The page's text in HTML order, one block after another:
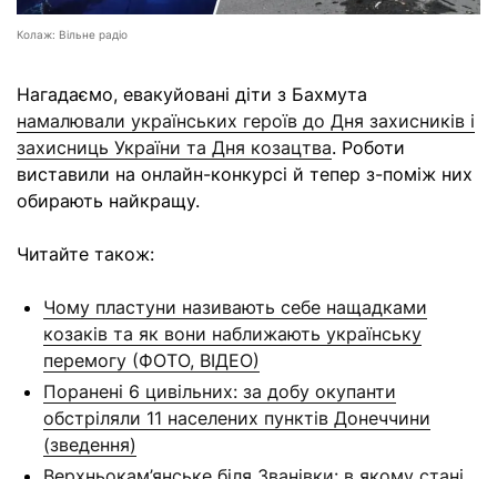
Колаж: Вільне радіо
Нагадаємо, евакуйовані діти з Бахмута
намалювали українських героїв до Дня захисників і
захисниць України та Дня козацтва. Роботи
виставили на онлайн-конкурсі й тепер з-поміж них
обирають найкращу.
Читайте також:
Чому пластуни називають себе нащадками
козаків та як вони наближають українську
перемогу (ФОТО, ВІДЕО)
Поранені 6 цивільних: за добу окупанти
обстріляли 11 населених пунктів Донеччини
(зведення)